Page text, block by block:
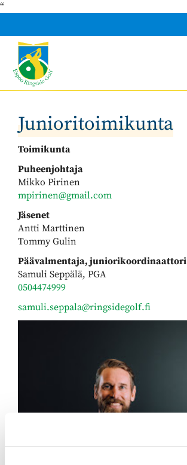
“
Junioritoimikunta
Toimikunta
Puheenjohtaja
Mikko Pirinen
mpirinen@gmail.com
Jäsenet
Antti Marttinen
Tommy Gulin
Päävalmentaja, juniorikoordinaattori
Samuli Seppälä, PGA
0504474999
samuli.seppala@ringsidegolf.fi